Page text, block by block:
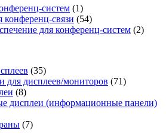
систем (1)
конференц-связи (54)
для конференц-систем (2)
(35)
для дисплеев/мониторов (71)
(8)
дисплеи (информационные панели)
(7)